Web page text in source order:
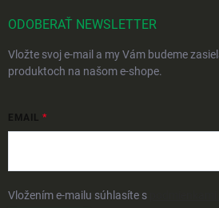
ODOBERAŤ NEWSLETTER
Vložte svoj e-mail a my Vám budeme
produktoch na našom e-shope.
EMAIL
Vložením e-mailu súhlasíte s